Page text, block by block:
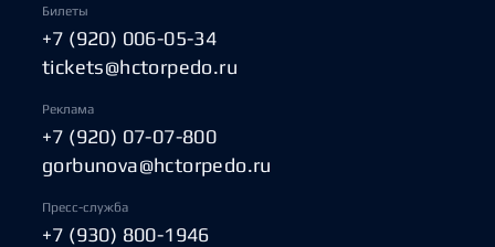
Билеты
+7 (920) 006-05-34
tickets@hctorpedo.ru
Реклама
+7 (920) 07-07-800
gorbunova@hctorpedo.ru
Пресс-служба
+7 (930) 800-1946